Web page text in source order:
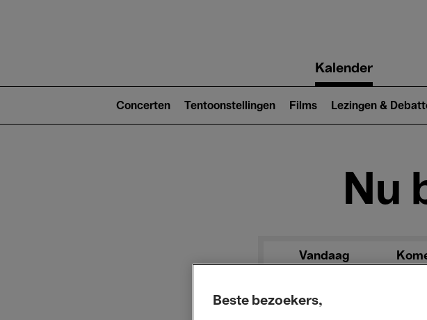
navigationKalender
2)
Concerten Tentoonstellingen Films Lezingen &
Nu
Vandaag
Beste bezoekers,